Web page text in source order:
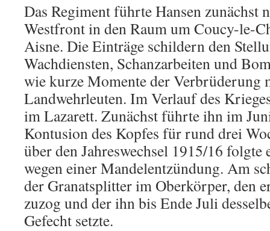
Das Regiment führte Hansen zunächst
Westfront in den Raum um Coucy-le-
Aisne. Die Einträge schildern den
Wachdiensten, Schanzarbeiten und
wie kurze Momente der Verbrüderung
Landwehrleuten. Im Verlauf des
im Lazarett. Zunächst führte ihn im
Kontusion des Kopfes für rund drei
über den Jahreswechsel 1915/16
wegen einer Mandelentzündung. Am
der Granatsplitter im Oberkörper, den
zuzog und der ihn bis Ende Juli
Gefecht setzte.